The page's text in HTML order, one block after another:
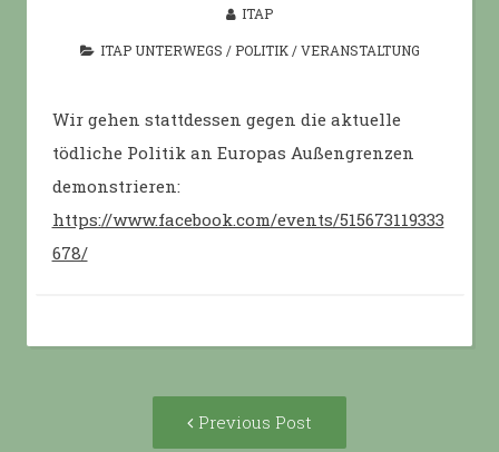
ITAP
ITAP UNTERWEGS / POLITIK/VERANSTALTUNG
Wir gehen stattdessen gegen die aktuelle
tödliche Politik an Europas Außengrenzen
demonstrieren:
https://www.facebook.com/events/515673119333
678/
Previous Post
post: